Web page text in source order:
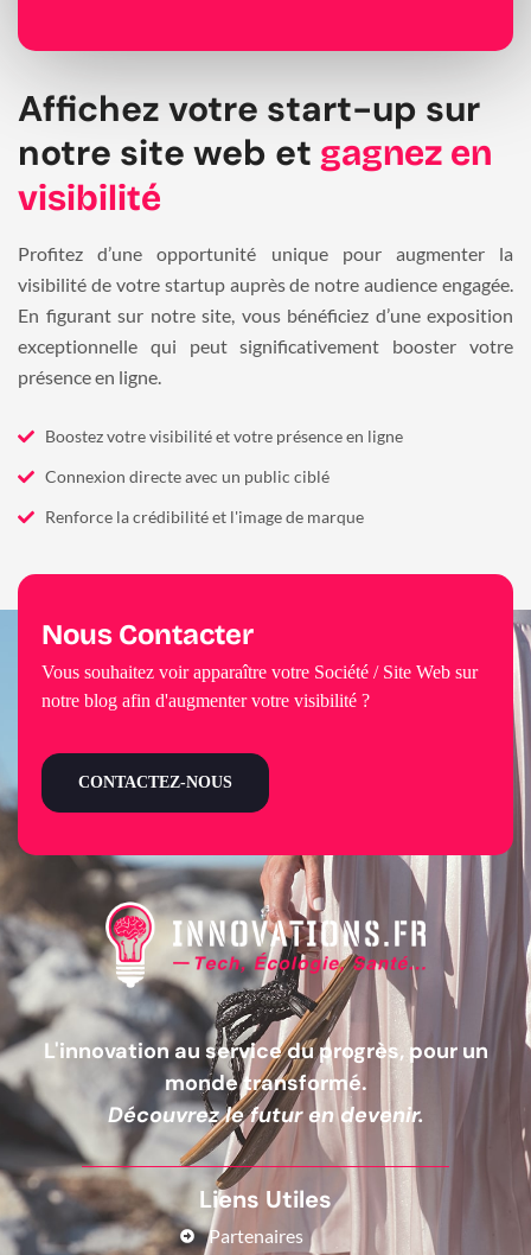
Affichez votre start-up sur
notre site web et gagnez en
visibilité
Profitez d’une opportunité unique pour augmenter la
visibilité de votre startup auprès de notre audience engagée.
En figurant sur notre site, vous bénéficiez d’une exposition
exceptionnelle qui peut significativement booster votre
présence en ligne.
Boostez votre visibilité et votre présence en ligne
Connexion directe avec un public ciblé
Renforce la crédibilité et l'image de marque
L'innovation au service du progrès, pour un
monde transformé.
Découvrez le futur en devenir.
Liens Utiles
Partenaires
Nous Contacter
Vous souhaitez voir apparaître votre Société / Site Web sur
notre blog afin d'augmenter votre visibilité ?
CONTACTEZ-NOUS